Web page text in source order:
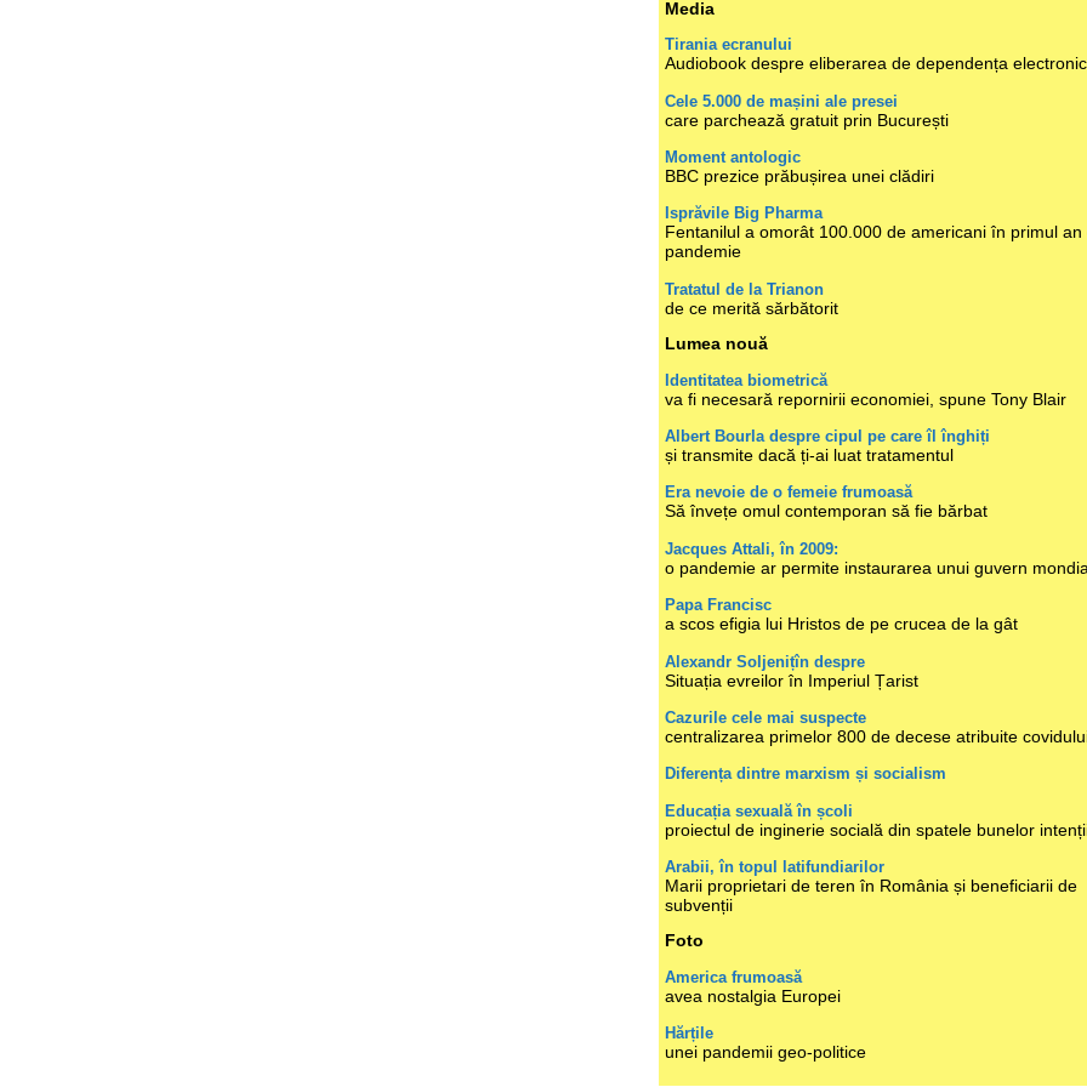
Media
Tirania ecranului
Audiobook despre eliberarea de dependența
Cele 5.000 de mașini ale presei
care parchează gratuit prin București
Moment antologic
BBC prezice prăbușirea unei clădiri
Isprăvile Big Pharma
Fentanilul a omorât 100.000 de americani în primul an
pandemie
Tratatul de la Trianon
de ce merită sărbătorit
Lumea nouă
Identitatea biometrică
va fi necesară repornirii economiei, spune Tony Blair
Albert Bourla despre cipul pe care îl înghiți
și transmite dacă ți-ai luat tratamentul
Era nevoie de o femeie frumoasă
Să învețe omul contemporan să fie bărbat
Jacques Attali, în 2009:
o pandemie ar permite instaurarea unui guvern
Papa Francisc
a scos efigia lui Hristos de pe crucea de la gât
Alexandr Soljenițîn despre
Situația evreilor în Imperiul Țarist
Cazurile cele mai suspecte
centralizarea primelor 800 de decese atribuite
Diferența dintre marxism și socialism
Educația sexuală în școli
proiectul de inginerie socială din spatele bunelor
Arabii, în topul latifundiarilor
Marii proprietari de teren în România și beneficiarii de
subvenții
Foto
America frumoasă
avea nostalgia Europei
Hărțile
unei pandemii geo-politice